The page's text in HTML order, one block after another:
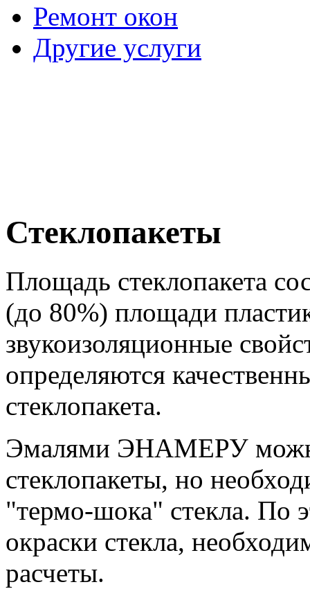
Ремонт окон
Другие услуги
Стеклопакеты
Площадь стеклопакета
(до 80%) площади
звукоизоляционные
определяются
стеклопакета.
Эмалями ЭНАМЕРУ
стеклопакеты, но
"термо-шока" стекла. По
окраски стекла,
расчеты.